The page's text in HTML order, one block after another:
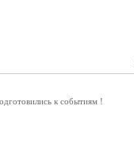
к событиям !